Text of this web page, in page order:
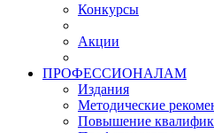
Конкурсы
Акции
ПРОФЕССИОНАЛАМ
Издания
Методические
Повышение